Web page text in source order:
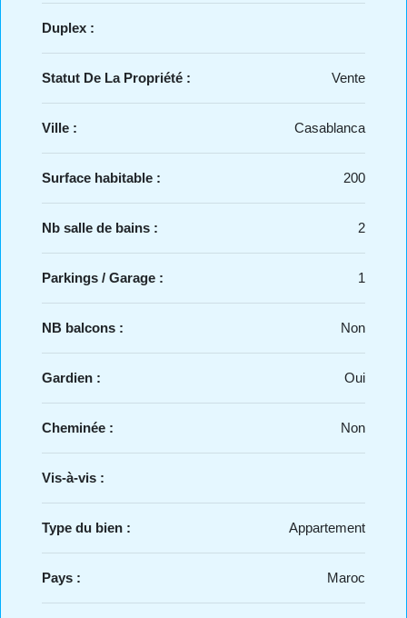
Duplex :
Statut De La Propriété : Vente
Ville : Casablanca
Surface habitable : 200
Nb salle de bains : 2
Parkings / Garage : 1
NB balcons : Non
Gardien : Oui
Cheminée : Non
Vis-à-vis :
Type du bien : Appartement
Pays : Maroc